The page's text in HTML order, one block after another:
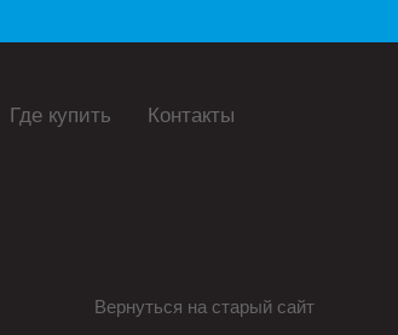
Где купить Контакты
Вернуться на старый сайт